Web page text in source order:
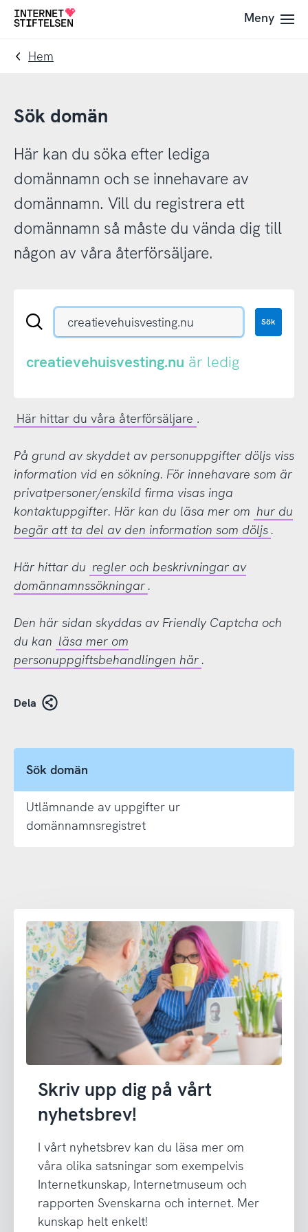
Till
navigering
Till
innehåll
Till
Meny
Hem
Sök domän
Här kan du söka efter lediga
domännamn och se innehavare av
domännamn. Vill du registrera ett
domännamn så måste du vända dig till
någon av våra återförsäljare.
Sök
eller
Sök
creatievehuisvesting.nu är ledig
Här hittar du våra återförsäljare .
På grund av skyddet av personuppgifter döljs viss
information vid en sökning. För innehavare som är
privatpersoner/enskild firma visas inga
kontaktuppgifter. Här kan du läsa mer om hur du
begär att ta del av den information som döljs .
Här hittar du regler och beskrivningar av
domännamnssökningar .
Den här sidan skyddas av Friendly Captcha och
du kan läsa mer om
personuppgiftsbehandlingen här .
Dela
Sök domän
Utlämnande av uppgifter ur
domännamnsregistret
Skriv upp dig på vårt
nyhetsbrev!
I vårt nyhetsbrev kan du läsa mer om
våra olika satsningar som exempelvis
Internetkunskap, Internetmuseum och
rapporten Svenskarna och internet. Mer
kunskap helt enkelt!